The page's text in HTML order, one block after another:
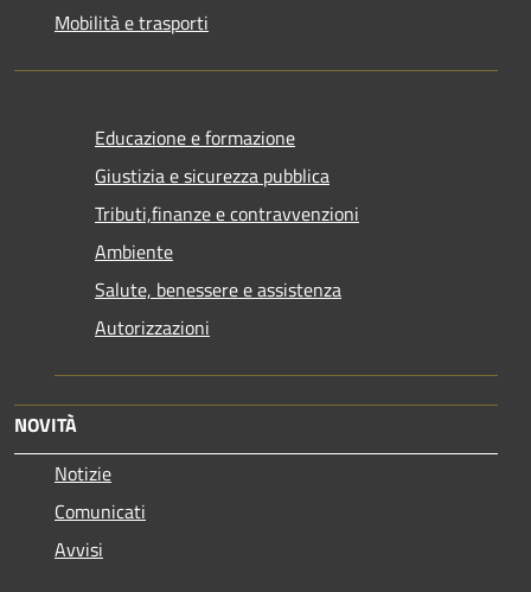
Mobilità e trasporti
Educazione e formazione
Giustizia e sicurezza pubblica
Tributi,finanze e contravvenzioni
Ambiente
Salute, benessere e assistenza
Autorizzazioni
NOVITÀ
Notizie
Comunicati
Avvisi